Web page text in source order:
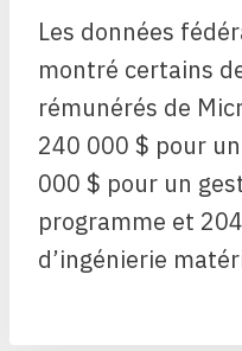
Les données
montré certains
rémunérés de
240 000 $ pour
000 $ pour un
programme et
d’ingénierie